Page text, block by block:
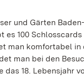
und Gärten
100
man komfortabel
man bei den
das 18.